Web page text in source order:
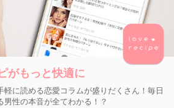
がもっと快適に
軽に読める恋愛コラムが盛りだくさん！毎日
性の本音が全てわかる！？